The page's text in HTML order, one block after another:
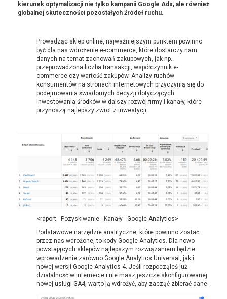
kierunek optymalizacji nie tylko kampanii Google Ads, ale również
globalnej skuteczności pozostałych źródeł ruchu.
Prowadząc sklep online, najważniejszym punktem powinno
być dla nas wdrożenie e-commerce, które dostarczy nam
danych na temat zachowań zakupowych, jak np.
przeprowadzona liczba transakcji, współczynnik e-
commerce czy wartość zakupów. Analizy ruchów
konsumentów na stronach internetowych przyczynią się do
podejmowania świadomych decyzji dotyczących
inwestowania środków w dalszy rozwój firmy i kanały, które
przynoszą najlepszy zwrot z inwestycji.
<raport - Pozyskiwanie - Kanały - Google Analytics>
Podstawowe narzędzie analityczne, które powinno zostać
przez nas wdrożone, to kody Google Analytics. Dla nowo
powstających sklepów najlepszym rozwiązaniem będzie
wprowadzenie zarówno Google Analytics Universal, jak i
nowej wersji Google Analytics 4. Jeśli rozpocząłeś już
działalność w internecie i nie masz jeszcze skonfigurowanej
nowej usługi GA4, warto ją wdrożyć, aby zacząć zbierać dane.